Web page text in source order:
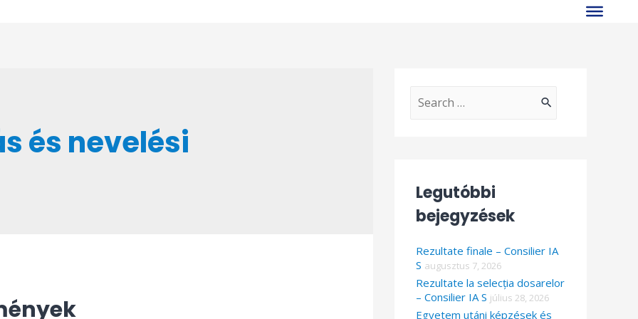
és nevelési
S
c
h
o
r
Legutóbbi
bejegyzések
Rezultate finale – Consilier IA
S augusztus 7, 2026
Rezultate la selecția dosarelor
– Consilier IA S július 28, 2026
Egyetem utáni képzések és